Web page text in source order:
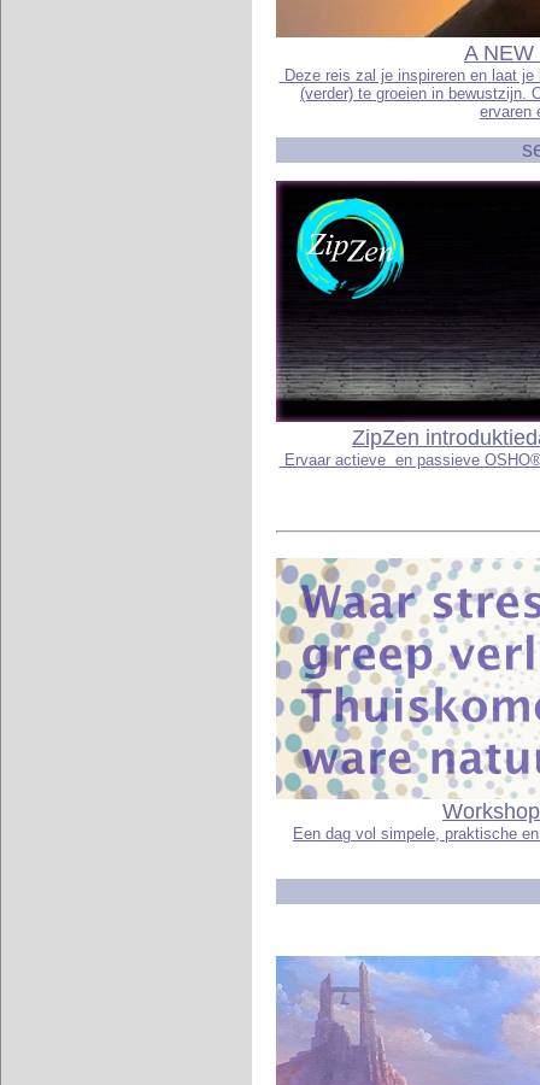
A NEW
Deze reis zal je inspireren en laat
(verder) te groeien in bewustzijn.
ervaren
ZipZen
Ervaar actieve en passieve
Een dag vol simpele, praktische